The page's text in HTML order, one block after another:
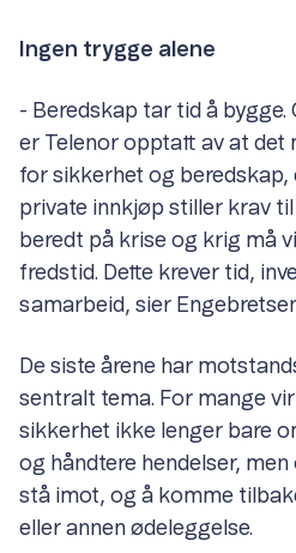
Ingen trygge alene
- Beredskap tar tid å bygge.
er Telenor opptatt av at det
for sikkerhet og
private innkjøp stiller krav
beredt på krise og krig må
fredstid. Dette krever tid,
samarbeid, sier
De siste årene har
sentralt tema. For mange
sikkerhet ikke lenger bare
og håndtere hendelser,
stå imot, og å komme
eller annen ødeleggelse.